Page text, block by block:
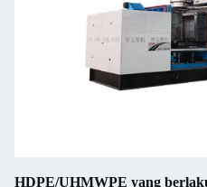
HDPE/UHMWPE yang